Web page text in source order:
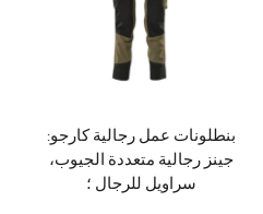
بنطلونات عمل رجالية كارجو:
جينز رجالية متعددة الجيوب،
سراويل للرجال ؛